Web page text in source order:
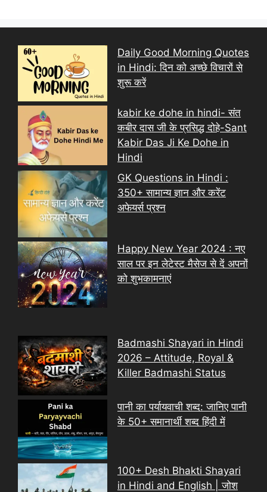
Daily Good Morning Quotes
in Hindi: दिन को अच्छे विचारों से
शुरू करें
kabir ke dohe in hindi- संत
कबीर दास जी के प्रसिद्ध दोहे-Sant
Kabir Das Ji Ke Dohe in
Hindi
GK Questions in Hindi :
350+ सामान्य ज्ञान और करेंट
अफेयर्स प्रश्न
Happy New Year 2024 : नए
साल पर इन लेटेस्ट मैसेज से दें अपनों
को शुभकामनाएं
Badmashi Shayari in Hindi
2026 – Attitude, Royal &
Killer Badmashi Status
पानी का पर्यायवाची शब्द: जानिए पानी
के 50+ समानार्थी शब्द हिंदी में
100+ Desh Bhakti Shayari
in Hindi and English | जोश